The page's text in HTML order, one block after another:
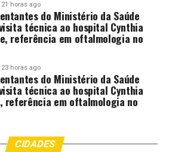
uma palinha de Jorginho do
amar a
só vai cantar em
vai ter a
de ver um Brasil
21 horas ago
do Ministério da Saúde
técnica ao hospital Cynthia
referência em oftalmologia no
23 horas ago
do Ministério da Saúde
técnica ao hospital Cynthia
referência em oftalmologia no
CIDADES